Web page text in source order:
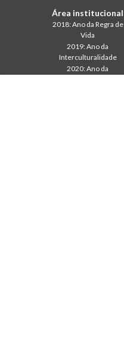
Área institucional
2018: Ano da Regra de
Vida
2019: Ano da
Interculturalidade
2020: Ano da